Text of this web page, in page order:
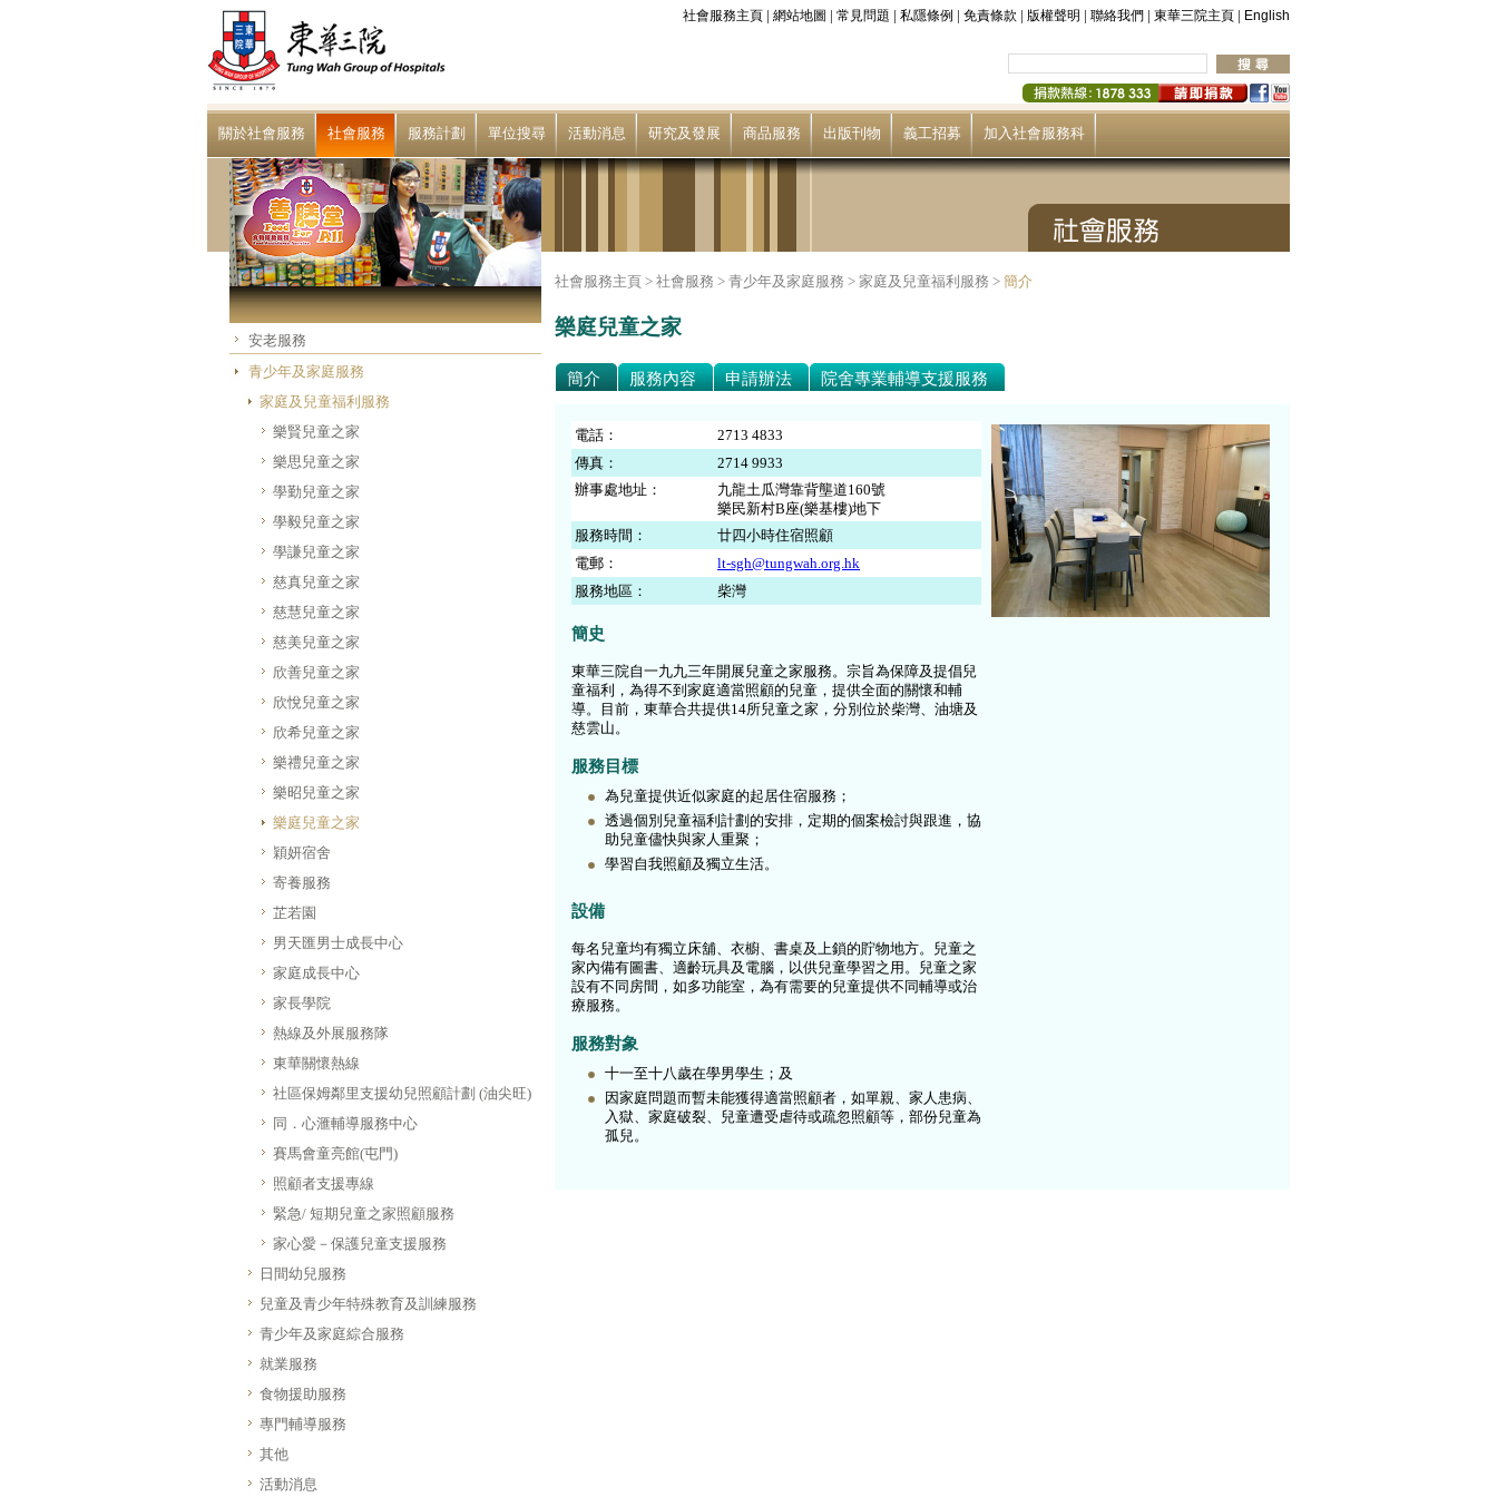
社會服務主頁 | 網站地圖 | 常見問題 | 私隱條例 | 免責條款 | 版權聲明 | 聯絡我們 | 東華三院主頁 | English
關於社會服務 社會服務 服務計劃 單位搜尋 活動消息 研究及發展 商品服務 出版刊物 義工招募 加入社會服務科
安老服務
青少年及家庭服務
家庭及兒童福利服務
樂賢兒童之家
樂思兒童之家
學勤兒童之家
學毅兒童之家
學謙兒童之家
慈真兒童之家
慈慧兒童之家
慈美兒童之家
欣善兒童之家
欣悅兒童之家
欣希兒童之家
樂禮兒童之家
樂昭兒童之家
樂庭兒童之家
穎妍宿舍
寄養服務
芷若園
男天匯男士成長中心
家庭成長中心
家長學院
熱線及外展服務隊
東華關懷熱線
社區保姆鄰里支援幼兒照顧計劃 (油尖旺)
同．心滙輔導服務中心
賽馬會童亮館(屯門)
照顧者支援專線
緊急/ 短期兒童之家照顧服務
家心愛－保護兒童支援服務
日間幼兒服務
兒童及青少年特殊教育及訓練服務
青少年及家庭綜合服務
就業服務
食物援助服務
專門輔導服務
其他
活動消息
社會服務主頁 > 社會服務 > 青少年及家庭服務 > 家庭及兒童福利服務 > 簡介
樂庭兒童之家
簡介 服務內容 申請辦法 院舍專業輔導支援服務
電話：
2713 4833
傳真：
2714 9933
辦事處地址：
九龍土瓜灣靠背壟道160號
樂民新村B座(樂基樓)地下
服務時間：
廿四小時住宿照顧
電郵：
lt-sgh@tungwah.org.hk
服務地區：
柴灣
簡史
東華三院自一九九三年開展兒童之家服務。宗旨為保障及提倡兒
童福利，為得不到家庭適當照顧的兒童，提供全面的關懷和輔
導。目前，東華合共提供14所兒童之家，分別位於柴灣、油塘及
慈雲山。
服務目標
為兒童提供近似家庭的起居住宿服務；
透過個別兒童福利計劃的安排，定期的個案檢討與跟進，協
助兒童儘快與家人重聚；
學習自我照顧及獨立生活。
設備
每名兒童均有獨立床舖、衣櫥、書桌及上鎖的貯物地方。兒童之
家內備有圖書、適齡玩具及電腦，以供兒童學習之用。兒童之家
設有不同房間，如多功能室，為有需要的兒童提供不同輔導或治
療服務。
服務對象
十一至十八歲在學男學生；及
因家庭問題而暫未能獲得適當照顧者，如單親、家人患病、
入獄、家庭破裂、兒童遭受虐待或疏忽照顧等，部份兒童為
孤兒。